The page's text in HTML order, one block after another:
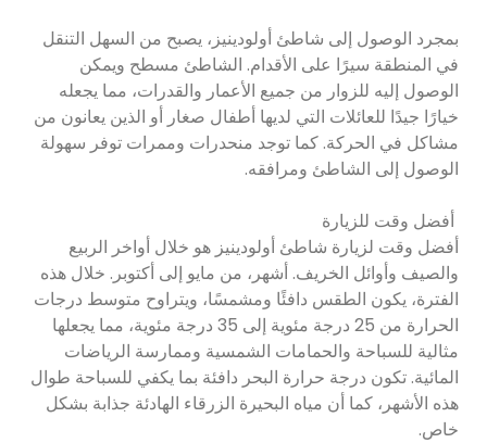
بمجرد الوصول إلى شاطئ أولودينيز، يصبح من السهل التنقل
في المنطقة سيرًا على الأقدام. الشاطئ مسطح ويمكن
الوصول إليه للزوار من جميع الأعمار والقدرات، مما يجعله
خيارًا جيدًا للعائلات التي لديها أطفال صغار أو الذين يعانون من
مشاكل في الحركة. كما توجد منحدرات وممرات توفر سهولة
الوصول إلى الشاطئ ومرافقه.
أفضل وقت للزيارة
أفضل وقت لزيارة شاطئ أولودينيز هو خلال أواخر الربيع
والصيف وأوائل الخريف. أشهر، من مايو إلى أكتوبر. خلال هذه
الفترة، يكون الطقس دافئًا ومشمسًا، ويتراوح متوسط ​​درجات
الحرارة من 25 درجة مئوية إلى 35 درجة مئوية، مما يجعلها
مثالية للسباحة والحمامات الشمسية وممارسة الرياضات
المائية. تكون درجة حرارة البحر دافئة بما يكفي للسباحة طوال
هذه الأشهر، كما أن مياه البحيرة الزرقاء الهادئة جذابة بشكل
خاص.